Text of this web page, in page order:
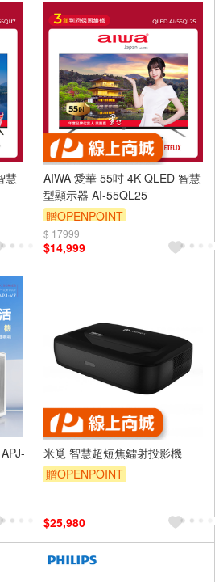
慧
AIWA 愛華 55吋 4K QLED 智慧
型顯示器 AI-55QL25
贈OPENPOINT
訂單滿 2000 元折抵 100元
（運費不算在 2000 元的範圍
內）
$ 17999
$14,999
米覓 智慧超短焦鐳射投影機
贈OPENPOINT
$25,980